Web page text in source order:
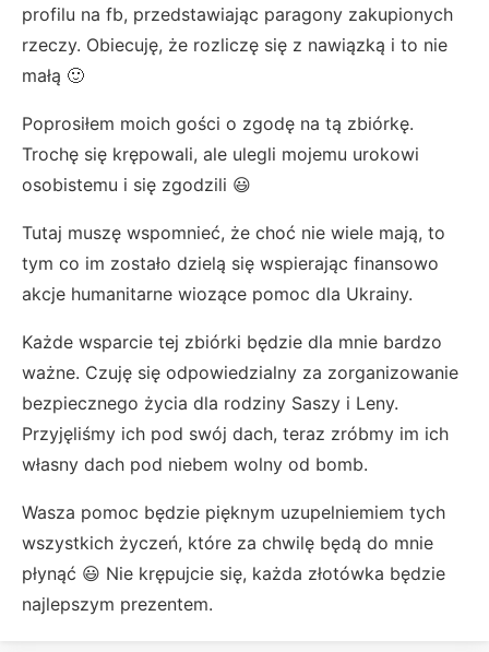
profilu na fb, przedstawiając paragony zakupionych
rzeczy. Obiecuję, że rozliczę się z nawiązką i to nie
małą 🙂
Poprosiłem moich gości o zgodę na tą zbiórkę.
Trochę się krępowali, ale ulegli mojemu urokowi
osobistemu i się zgodzili 😃
Tutaj muszę wspomnieć, że choć nie wiele mają, to
tym co im zostało dzielą się wspierając finansowo
akcje humanitarne wiozące pomoc dla Ukrainy.
Każde wsparcie tej zbiórki będzie dla mnie bardzo
ważne. Czuję się odpowiedzialny za zorganizowanie
bezpiecznego życia dla rodziny Saszy i Leny.
Przyjęliśmy ich pod swój dach, teraz zróbmy im ich
własny dach pod niebem wolny od bomb.
Wasza pomoc będzie pięknym uzupelniemiem tych
wszystkich życzeń, które za chwilę będą do mnie
płynąć 😃 Nie krępujcie się, każda złotówka będzie
najlepszym prezentem.